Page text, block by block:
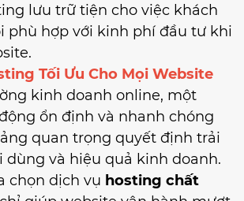
lưu trữ tiện cho việc khách
phù hợp với kinh phí đầu tư khi
Tối Ưu Cho Mọi Website
kinh doanh online, một
ổn định và nhanh chóng
quan trọng quyết định trải
dùng và hiệu quả kinh doanh.
chọn dịch vụ hosting chất